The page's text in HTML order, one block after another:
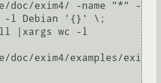
doc/exim4/ -name "*" -
-l Debian '{}' \;
|xargs wc -l
doc/exim4/examples/exi